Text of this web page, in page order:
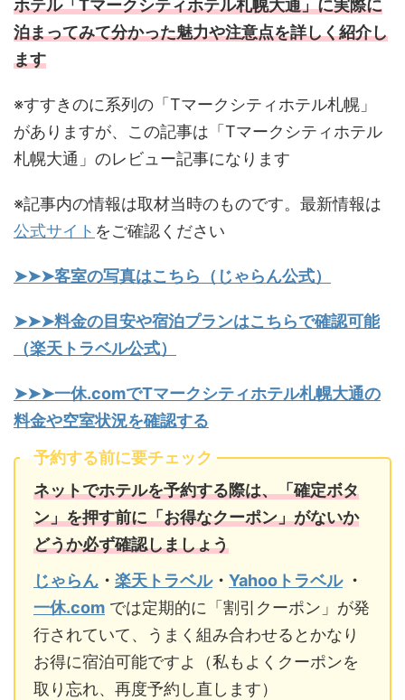
ホテル「Tマークシティホテル札幌大通」に実際に
泊まってみて分かった魅力や注意点を詳しく紹介し
ます
※すすきのに系列の「Tマークシティホテル札幌」
がありますが、この記事は「Tマークシティホテル
札幌大通」のレビュー記事になります
※記事内の情報は取材当時のものです。最新情報は
公式サイト をご確認ください
➤➤➤客室の写真はこちら（じゃらん公式）
➤➤➤料金の目安や宿泊プランはこちらで確認可能
（楽天トラベル公式）
➤➤➤一休.comでTマークシティホテル札幌大通の
料金や空室状況を確認する
予約する前に要チェック
ネットでホテルを予約する際は、「確定ボタ
ン」を押す前に「お得なクーポン」がないか
どうか必ず確認しましょう
じゃらん ・ 楽天トラベル・ Yahooトラベル・
一休.com では定期的に「割引クーポン」が発
行されていて、うまく組み合わせるとかなり
お得に宿泊可能ですよ（私もよくクーポンを
取り忘れ、再度予約し直します）